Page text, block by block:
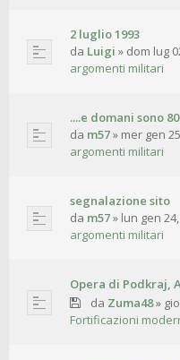
2 luglio 1993
da Luigi » dom lug
argomenti militari
....e domani sono
da m57» mer gen
argomenti militari
segnalazione sito
da m57» lun gen
argomenti militari
Opera di Podkraj,
da Zuma48»
Fortificazioni